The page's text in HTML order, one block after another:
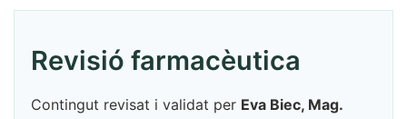
Revisió farmacèutica
Contingut revisat i validat per Eva Biec, Mag.